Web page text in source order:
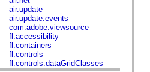
air.update
air.update.events
com.adobe.viewsource
fl.accessibility
fl.containers
fl.controls
fl.controls.dataGridClasses